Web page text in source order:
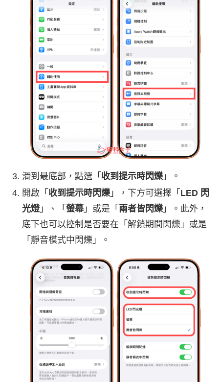
滑到最底部，點選「 收到提示時閃爍 」。
開啟「 收到提示時閃爍 」，下方可選擇「 LED 閃
光燈」、「 螢幕」或是「 兩者皆閃爍 」。此外，
底下也可以控制是否要在「解鎖期間閃爍」或是
「靜音模式中閃爍」。